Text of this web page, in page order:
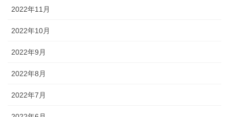
2022年11月
2022年10月
2022年9月
2022年8月
2022年7月